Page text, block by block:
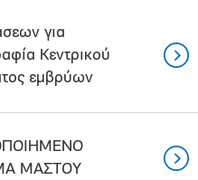
για
Κεντρικού
εμβρύων
ΜΑΣΤΟΥ